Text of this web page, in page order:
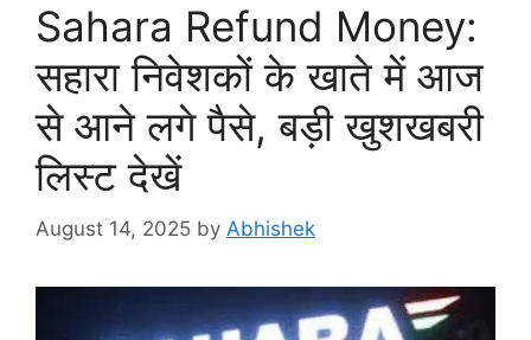
Sahara Refund Money:
सहारा निवेशकों के खाते में आज
से आने लगे पैसे, बड़ी खुशखबरी
लिस्ट देखें
August 14, 2025 by Abhishek